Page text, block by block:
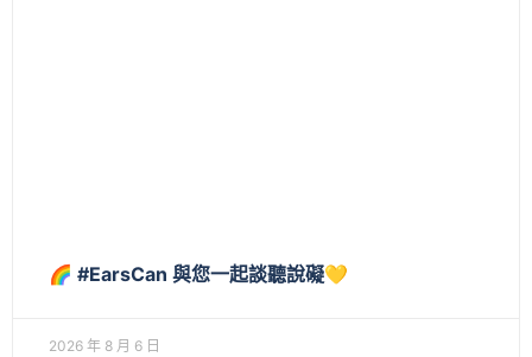
🌈 #EarsCan 與您一起談聽說礙💛
2026 年 8 月 6 日